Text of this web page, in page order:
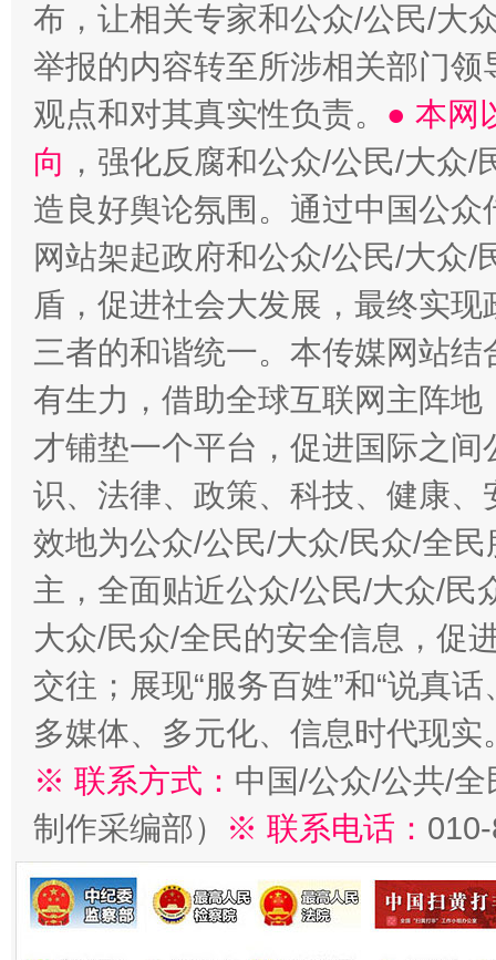
布，让相关专家和公众/公民/大
举报的内容转至所涉相关部门
观点和对其真实性负责。 ● 本网
向 ，强化反腐和公众/公民/大众
造良好舆论氛围。通过中国公
网站架起政府和公众/公民/大众
盾，促进社会大发展，最终实
三者的和谐统一。本传媒网站
有生力，借助全球互联网主阵
才铺垫一个平台，促进国际之
识、法律、政策、科技、健康
效地为公众/公民/大众/民众/全
主，全面贴近公众/公民/大众/民
大众/民众/全民的安全信息，促
交往；展现“服务百姓”和“说真
多媒体、多元化、信息时代现实
※ 联系方式： 中国/公众/公共/
制作采编部）
※ 联系电话：